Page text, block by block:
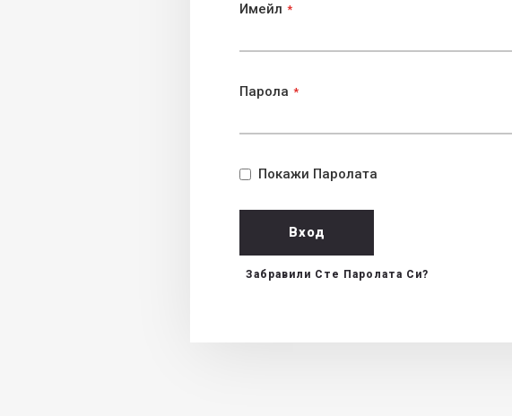
Имейл
Парола
Покажи Паролата
Вход
Забравили Сте Паролата Си?